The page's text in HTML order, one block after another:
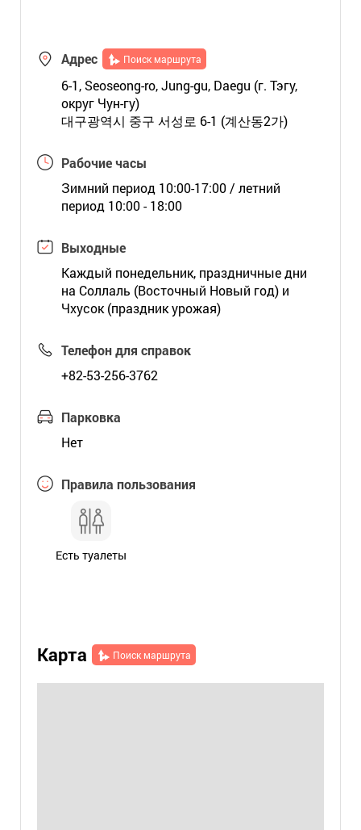
Адрес Поиск маршрута
6-1, Seoseong-ro, Jung-gu, Daegu (г. Тэгу,
округ Чун-гу)
대구광역시 중구 서성로 6-1 (계산동2가)
Рабочие часы
Зимний период 10:00-17:00 / летний
период 10:00 - 18:00
Выходные
Каждый понедельник, праздничные дни
на Соллаль (Восточный Новый год) и
Чхусок (праздник урожая)
Телефон для справок
+82-53-256-3762
Парковка
Нет
Правила пользования
Есть туалеты
Карта Поиск маршрута